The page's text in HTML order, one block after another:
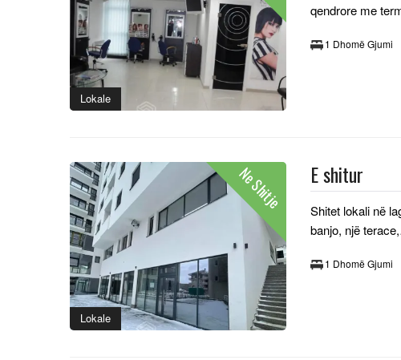
Lokale
qendrore me
1 Dhomë Gjumi
Lokale
Ne Shitje E shitur
Shitet lokali në
banjo, një
1 Dhomë Gjumi